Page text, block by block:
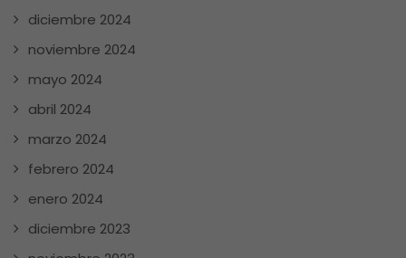
diciembre 2024
noviembre 2024
mayo 2024
abril 2024
marzo 2024
febrero 2024
enero 2024
diciembre 2023